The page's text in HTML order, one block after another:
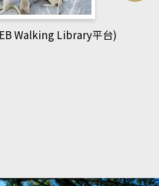
(kono平台)